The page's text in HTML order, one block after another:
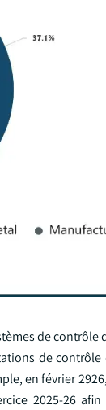
de
de
en février
2025-26